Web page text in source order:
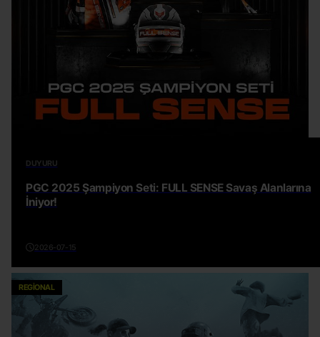
DUYURU
PGC 2025 Şampiyon Seti: FULL SENSE Savaş Alanlarına
İniyor!
2026-07-15
REGIONAL